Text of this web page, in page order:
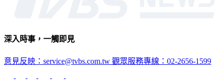
深入時事，一觸即見
意見反映：service@tvbs.com.tw 觀眾服務專線：02-2656-1599